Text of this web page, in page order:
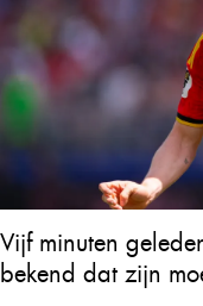
Vijf minuten
bekend dat zijn